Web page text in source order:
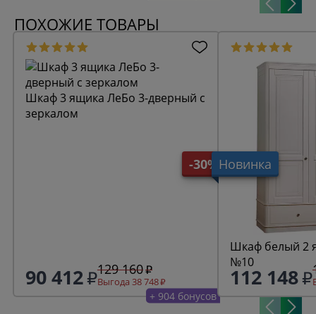
ПОХОЖИЕ ТОВАРЫ
-30%
Шкаф 3 ящика ЛеБо 3-дверный с
зеркалом
90 412 129 160
Выгода 38 748
+ 904 бонусов
Новинка
Шкаф белый 2
№10
112 148